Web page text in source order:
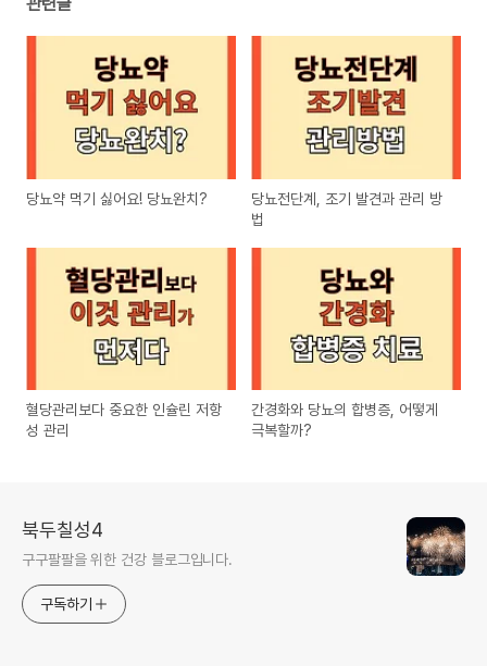
당뇨약 먹기 싫어요! 당뇨완치?
당뇨전단계, 조기 발견과 관리 방
법
혈당관리보다 중요한 인슐린 저항
성 관리
간경화와 당뇨의 합병증, 어떻게
극복할까?
북두칠성4
구구팔팔을 위한 건강 블로그입니다.
구독하기